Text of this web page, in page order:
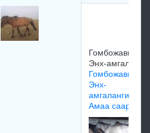
Гомбожавын
Энх-амгалан
Гомбожавын
Энх-
амгалангийн
Амаа саарал